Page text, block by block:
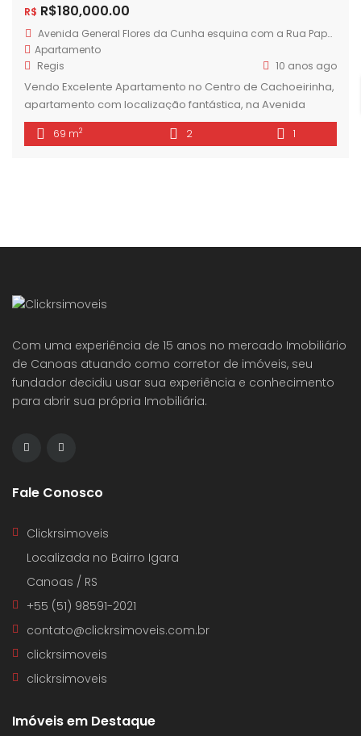
R$ R$180,000.00
Avenida General Flores da Cunha esquina com a Rua Papa João XXIII
Apartamento
Regis
10 anos ago
Vendo Excelente Apartamento no Centro de Cachoeirinha,
apartamento com localização fantástica, na Avenida
General Flores da Cunha esquina com a Rua Papa João
XXIII. Apartamento amplo, com 68,70 m2 de área privativa,
69 m2 2 1
Com uma experiência de 15 anos no mercado Imobiliário
de Canoas atuando como corretor de imóveis, seu
fundador decidiu usar sua experiência e conhecimento
para abrir sua própria Imobiliária.
Fale Conosco
Clickrsimoveis
Localizada no Bairro Igara
Canoas / RS
+55 (51) 98591-2021
contato@clickrsimoveis.com.br
clickrsimoveis
clickrsimoveis
Imóveis em Destaque